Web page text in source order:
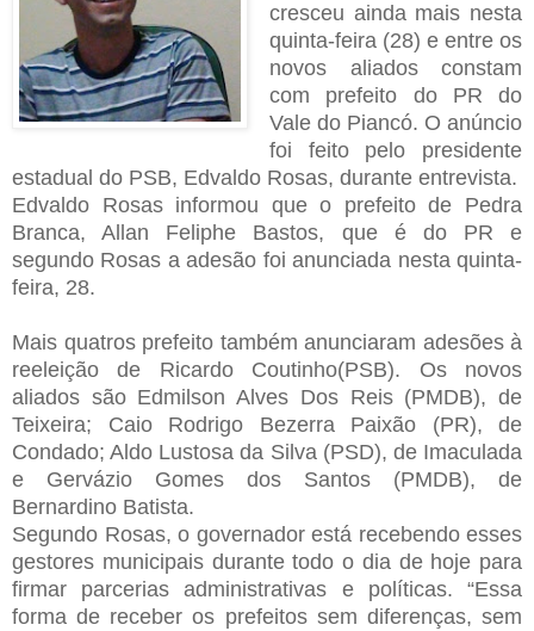
cresceu ainda mais nesta
quinta-feira (28) e entre os
novos aliados constam
com prefeito do PR do
Vale do Piancó. O anúncio
foi feito pelo presidente
estadual do PSB, Edvaldo Rosas, durante entrevista.
Edvaldo Rosas informou que o prefeito de Pedra
Branca, Allan Feliphe Bastos, que é do PR e
segundo Rosas a adesão foi anunciada nesta quinta-
feira, 28.
Mais quatros prefeito também anunciaram adesões à
reeleição de Ricardo Coutinho(PSB). Os novos
aliados são Edmilson Alves Dos Reis (PMDB), de
Teixeira; Caio Rodrigo Bezerra Paixão (PR), de
Condado; Aldo Lustosa da Silva (PSD), de Imaculada
e Gervázio Gomes dos Santos (PMDB), de
Bernardino Batista.
Segundo Rosas, o governador está recebendo esses
gestores municipais durante todo o dia de hoje para
firmar parcerias administrativas e políticas. “Essa
forma de receber os prefeitos sem diferenças, sem